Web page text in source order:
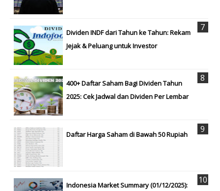
Dividen INDF dari Tahun ke Tahun: Rekam
Jejak & Peluang untuk Investor
400+ Daftar Saham Bagi Dividen Tahun
2025: Cek Jadwal dan Dividen Per Lembar
Daftar Harga Saham di Bawah 50 Rupiah
Indonesia Market Summary (01/12/2025):